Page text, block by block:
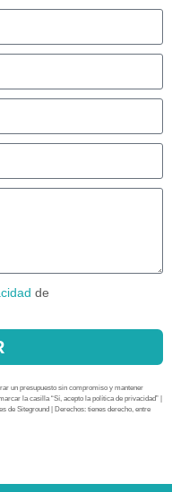
de
un presupuesto sin compromiso y mantener
la casilla “Sí, acepto la política de privacidad” |
de Siteground | Derechos: tienes derecho, entre